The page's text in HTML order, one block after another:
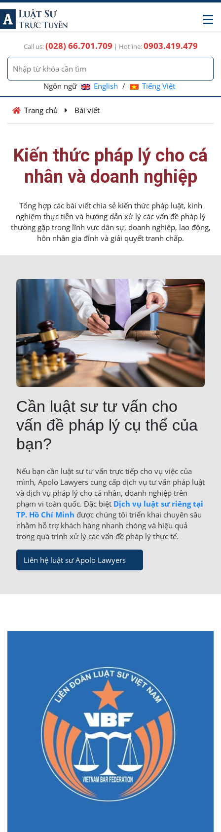
Call us:(028) 66.701.709 | Hotline:0903.419.479
Ngôn ngữ English / Tiếng Việt
Trang chủ Bài viết
Kiến thức pháp lý cho cá
nhân và doanh nghiệp
Tổng hợp các bài viết chia sẻ kiến thức pháp luật, kinh
nghiệm thực tiễn và hướng dẫn xử lý các vấn đề pháp lý
thường gặp trong lĩnh vực dân sự, doanh nghiệp, lao động,
hôn nhân gia đình và giải quyết tranh chấp.
Cần luật sư tư vấn cho
vấn đề pháp lý cụ thể của
bạn?
Nếu bạn cần luật sư tư vấn trực tiếp cho vụ việc của
mình, Apolo Lawyers cung cấp dịch vụ tư vấn pháp luật
và dịch vụ pháp lý cho cá nhân, doanh nghiệp trên
phạm vi toàn quốc. Đặc biệt Dịch vụ luật sư riêng tại
TP. Hồ Chí Minh được chúng tôi triển khai chuyên sâu
nhằm hỗ trợ khách hàng nhanh chóng và hiệu quả
trong quá trình xử lý các vấn đề pháp lý thực tế.
Liên hệ luật sư Apolo Lawyers